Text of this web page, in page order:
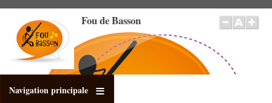
contenu
principal
Fou de Basson
Navigation principale